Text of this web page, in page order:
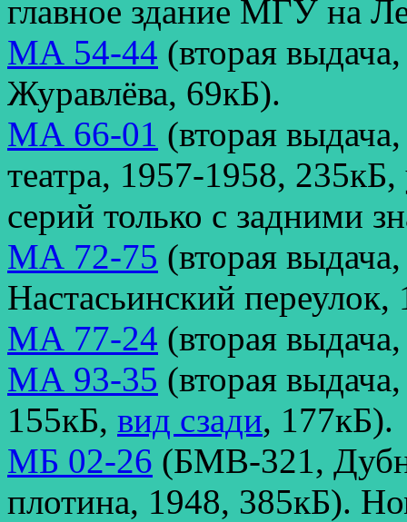
главное здание МГУ на
МА 54-44 (вторая
Журавлёва, 69кБ).
МА 66-01 (вторая
театра, 1957-1958,
серий только с задними
МА 72-75 (вторая
Настасьинский
МА 77-24 (вторая
МА 93-35 (вторая
155кБ, вид сзади, 177кБ).
МБ 02-26 (БМВ-321,
плотина, 1948, 385кБ).